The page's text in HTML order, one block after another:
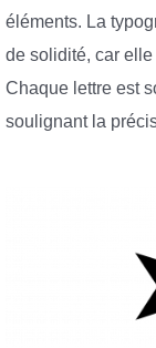
éléments. La
de solidité, car
Chaque lettre est
soulignant la